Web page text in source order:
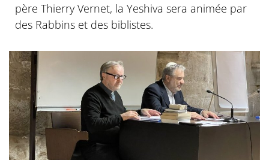
père Thierry Vernet, la Yeshiva sera animée par
des Rabbins et des biblistes.